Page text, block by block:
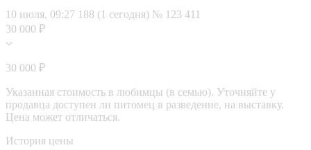
10 июля, 09:27 188 (1 сегодня) № 123 411
30 000 ₽
30 000 ₽
Указанная стоимость в любимцы (в семью). Уточняйте у
продавца доступен ли питомец в разведение, на выставку.
Цена может отличаться.
История цены